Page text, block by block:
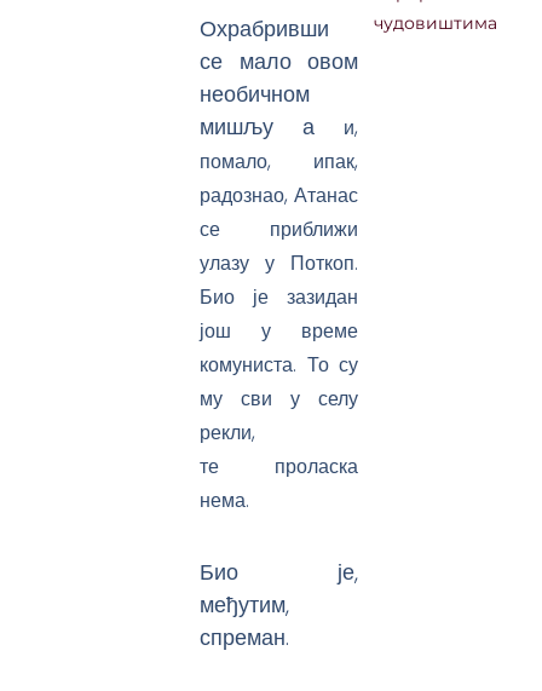
Охрабривши
се мало овом
необичном
мишљу а и,
помало, ипак,
радознао, Атанас
се приближи
улазу у Поткоп.
Био је зазидан
још у време
комуниста. То су
му сви у селу
рекли,
те проласка
нема.
Био је,
међутим,
спреман.
чудовиштима